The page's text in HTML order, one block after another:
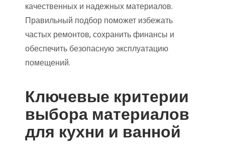
качественных и надежных материалов.
Правильный подбор поможет избежать
частых ремонтов, сохранить финансы и
обеспечить безопасную эксплуатацию
помещений.
Ключевые критерии
выбора материалов
для кухни и ванной